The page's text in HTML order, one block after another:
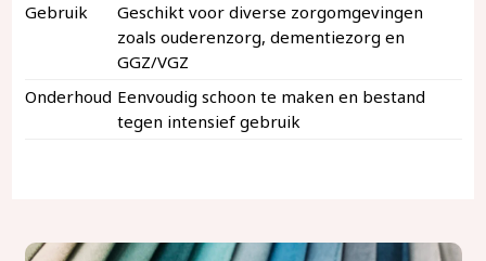
Gebruik
Geschikt voor diverse zorgomgevingen
zoals ouderenzorg, dementiezorg en
GGZ/VGZ
Onderhoud Eenvoudig schoon te maken en bestand
tegen intensief gebruik